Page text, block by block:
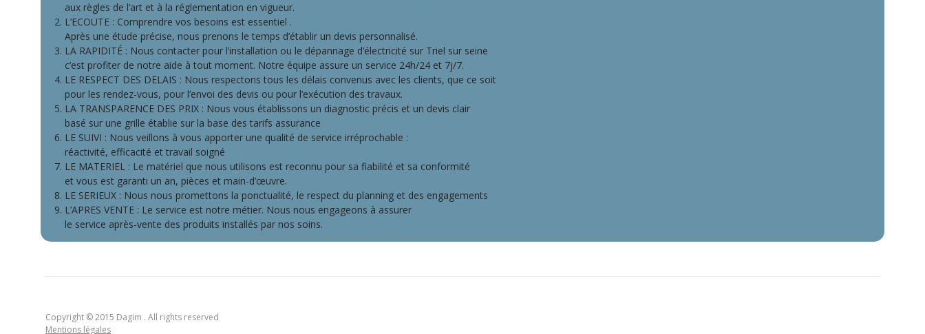
aux règles de l’art et à la réglementation en vigueur.
L’ECOUTE : Comprendre vos besoins est essentiel .
Après une étude précise, nous prenons le temps d’établir un devis personnalisé.
LA RAPIDITÉ : Nous contacter pour l’installation ou le dépannage d’électricité sur Triel sur seine
c’est profiter de notre aide à tout moment. Notre équipe assure un service 24h/24 et 7j/7.
LE RESPECT DES DELAIS : Nous respectons tous les délais convenus avec les clients, que ce soit
pour les rendez-vous, pour l’envoi des devis ou pour l’exécution des travaux.
LA TRANSPARENCE DES PRIX : Nous vous établissons un diagnostic précis et un devis clair
basé sur une grille établie sur la base des tarifs assurance
LE SUIVI : Nous veillons à vous apporter une qualité de service irréprochable :
réactivité, efficacité et travail soigné
LE MATERIEL : Le matériel que nous utilisons est reconnu pour sa fiabilité et sa conformité
et vous est garanti un an, pièces et main-d’œuvre.
LE SERIEUX : Nous nous promettons la ponctualité, le respect du planning et des engagements
L’APRES VENTE : Le service est notre métier. Nous nous engageons à assurer
le service après-vente des produits installés par nos soins.
Copyright © 2015 Dagim . All rights reserved
Mentions légales